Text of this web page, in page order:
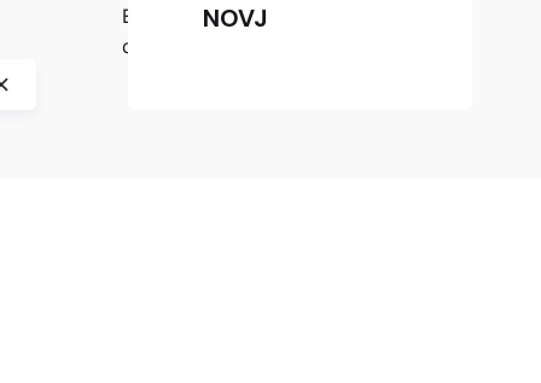
NOVJ
Européenne (CIFE) et le Mémorial
de Jasenovac.